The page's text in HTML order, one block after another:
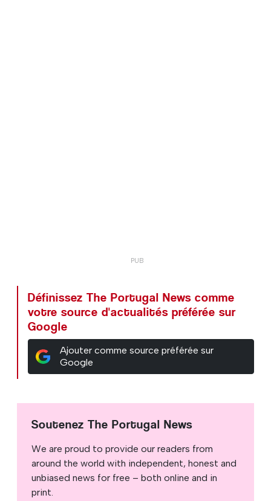
Définissez The Portugal News comme
votre source d'actualités préférée sur
Google
Ajouter comme source préférée sur
Google
Soutenez The Portugal News
We are proud to provide our readers from
around the world with independent, honest and
unbiased news for free – both online and in
print.